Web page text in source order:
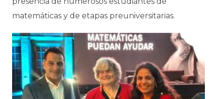
matemáticas y de etapas preuniversitarias.